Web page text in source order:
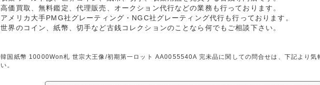
高価買取、無料鑑定、代理販売、オークション代行などの業務も行っております。
アメリカ大手PMG社グレーティング・NGC社グレーティング代行も行っております。
世界のコイン、紙幣、切手など古銭コレクションのことなら何でもご相談下さい。
韓国紙幣 10000Won札 世宗大王像/初期第一ロット AA0055540A 完未品に関しての問合せは、下記より気
い。